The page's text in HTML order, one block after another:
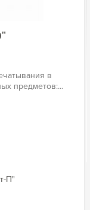
в
предметов:...